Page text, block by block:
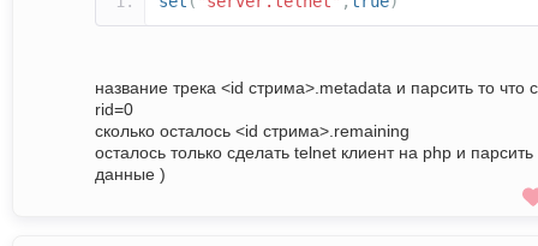
название трека <id стрима>.metadata и парсить то что с
rid=0
сколько осталось <id стрима>.remaining
осталось только сделать telnet клиент на php и парсить
данные )